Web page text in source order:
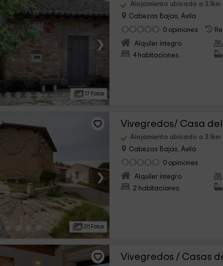
›
17 Fotos
Alojamiento ubicado a 3.1km
Cabezas Bajas, Ávila
0 opiniones
Alquiler íntegro
4 habitaciones
›
20 Fotos
Vivegredos/ Casa
Alojamiento ubicado a 3.1km
Cabezas Bajas, Ávila
0 opiniones
Alquiler íntegro
2 habitaciones
Vivegredos / Casas